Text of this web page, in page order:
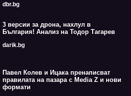
dbr.bg
3 версии за дрона, нахлул в
България! Анализ на Тодор Тагарев
darik.bg
Павел Колев и Ицака пренаписват
правилата на пазара с Media Z и нови
формати